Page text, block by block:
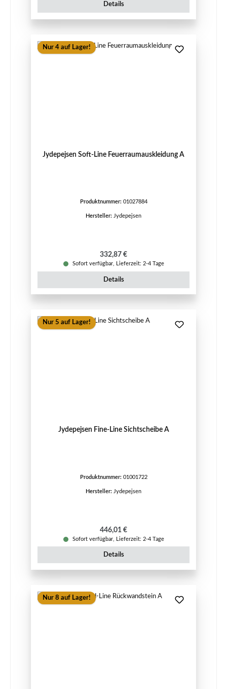
Details
Nur 4 auf Lager!
Jydepejsen Soft-Line Feuerraumauskleidung A
Produktnummer: 01027884
Hersteller: Jydepejsen
Regulärer Preis:
332,87 €
Sofort verfügbar, Lieferzeit: 2-4 Tage
Details
Nur 5 auf Lager!
Jydepejsen Fine-Line Sichtscheibe A
Produktnummer: 01001722
Hersteller: Jydepejsen
Regulärer Preis:
446,01 €
Sofort verfügbar, Lieferzeit: 2-4 Tage
Details
Nur 8 auf Lager!